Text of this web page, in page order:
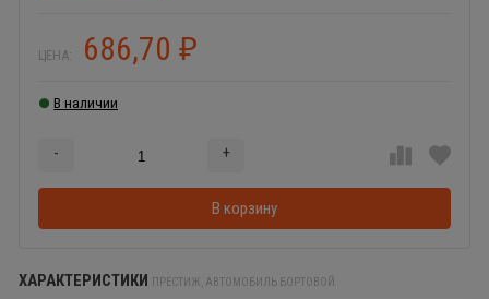
ЦЕНА: 686,70 ₽
В наличии
- +
В корзину
ХАРАКТЕРИСТИКИ ПРЕСТИЖ, АВТОМОБИЛЬ БОРТОВОЙ